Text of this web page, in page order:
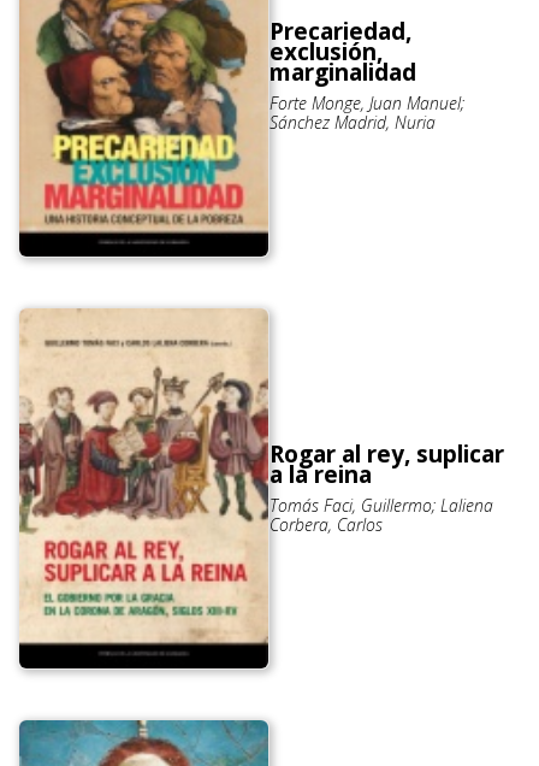
Precariedad,
exclusión,
marginalidad
Forte Monge, Juan Manuel;
Sánchez Madrid, Nuria
Rogar al rey, suplicar
a la reina
Tomás Faci, Guillermo; Laliena
Corbera, Carlos